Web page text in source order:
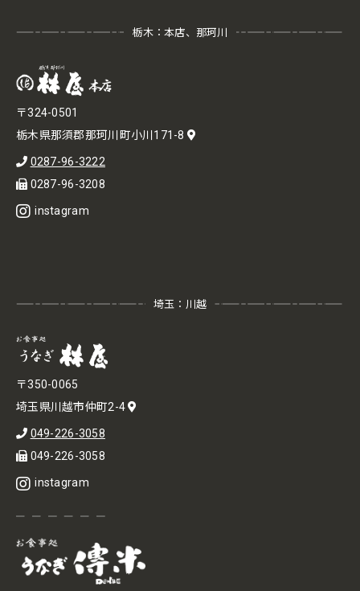
栃木：本店、那珂川
〒324-0501
栃木県那須郡那珂川町小川171-8
0287-96-3222
0287-96-3208
instagram
埼玉：川越
〒350-0065
埼玉県川越市仲町2-4
049-226-3058
049-226-3058
instagram